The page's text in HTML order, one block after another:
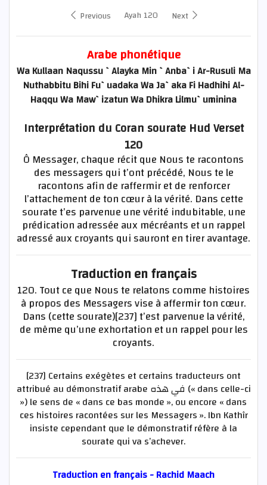
Previous
Ayah 120 Next
Arabe phonétique
Wa Kullaan Naqussu `Alayka Min `Anba`i Ar-Rusuli Ma
Nuthabbitu Bihi Fu`uadaka Wa Ja`aka Fi Hadhihi Al-
Haqqu Wa Maw`izatun Wa Dhikra Lilmu`uminina
Interprétation du Coran sourate Hud Verset
120
Ô Messager, chaque récit que Nous te racontons
des messagers qui t’ont précédé, Nous te le
racontons afin de raffermir et de renforcer
l’attachement de ton cœur à la vérité. Dans cette
sourate t’es parvenue une vérité indubitable, une
prédication adressée aux mécréants et un rappel
adressé aux croyants qui sauront en tirer avantage.
Traduction en français
120. Tout ce que Nous te relatons comme histoires
à propos des Messagers vise à affermir ton cœur.
Dans (cette sourate)[237] t’est parvenue la vérité,
de même qu’une exhortation et un rappel pour les
croyants.
[237] Certains exégètes et certains traducteurs ont
attribué au démonstratif arabe في هذه (« dans celle-ci
») le sens de « dans ce bas monde », ou encore « dans
ces histoires racontées sur les Messagers ». Ibn Kathîr
insiste cependant que le démonstratif réfère à la
sourate qui va s’achever.
Traduction en français - Rachid Maach